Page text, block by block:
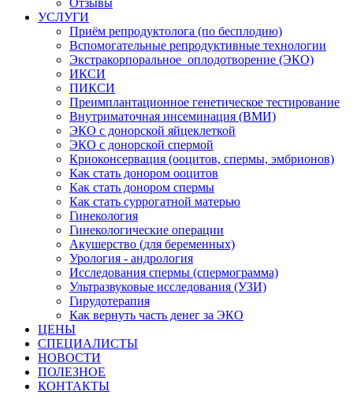
УСЛУГИ
Приём репродуктолога (по бесплодию)
Вспомогательные репродуктивные технологии
Экстракорпоральное оплодотворение (ЭКО)
ИКСИ
ПИКСИ
Преимплантационное генетическое тестирование
Внутриматочная инсеминация (ВМИ)
ЭКО с донорской яйцеклеткой
ЭКО с донорской спермой
Криоконсервация (ооцитов, спермы, эмбрионов)
Как стать донором ооцитов
Как стать донором спермы
Как стать суррогатной матерью
Гинекология
Гинекологические операции
Акушерство (для беременных)
Урология - андрология
Исследования спермы (спермограмма)
Ультразвуковые исследования (УЗИ)
Гирудотерапия
Как вернуть часть денег за ЭКО
ЦЕНЫ
СПЕЦИАЛИСТЫ
НОВОСТИ
ПОЛЕЗНОЕ
КОНТАКТЫ